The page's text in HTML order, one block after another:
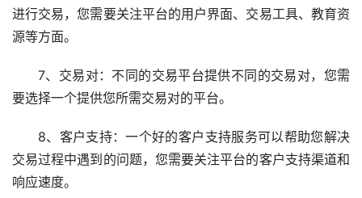
进行交易，您需要关注平台的用户界面、交易工具、教育资
源等方面。
7、交易对：不同的交易平台提供不同的交易对，您需
要选择一个提供您所需交易对的平台。
8、客户支持：一个好的客户支持服务可以帮助您解决
交易过程中遇到的问题，您需要关注平台的客户支持渠道和
响应速度。